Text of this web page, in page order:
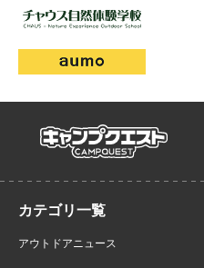
campquest
アウトドアニュース